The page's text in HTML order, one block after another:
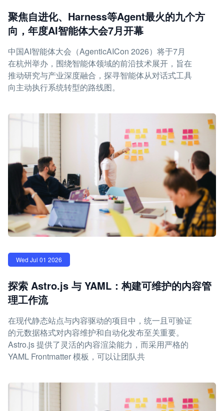
聚焦自进化、Harness等Agent最火的九个方
向，年度AI智能体大会7月开幕
中国AI智能体大会（AgenticAICon 2026）将于7月
在杭州举办，围绕智能体领域的前沿技术展开，旨在
推动研究与产业深度融合，探寻智能体从对话式工具
向主动执行系统转型的路线图。
Wed Jul 01 2026
探索 Astro.js 与 YAML：构建可维护的内容管
理工作流
在现代静态站点与内容驱动的项目中，统一且可验证
的元数据格式对内容维护和自动化发布至关重要。
Astro.js 提供了灵活的内容渲染能力，而采用严格的
YAML Frontmatter 模板，可以让团队共